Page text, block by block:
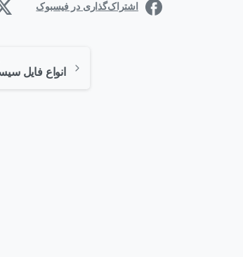
اشتراک‌گذاری در فیسبوک